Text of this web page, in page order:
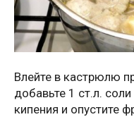
Влейте в кастрюлю
добавьте 1 ст.л.
кипения и опустите